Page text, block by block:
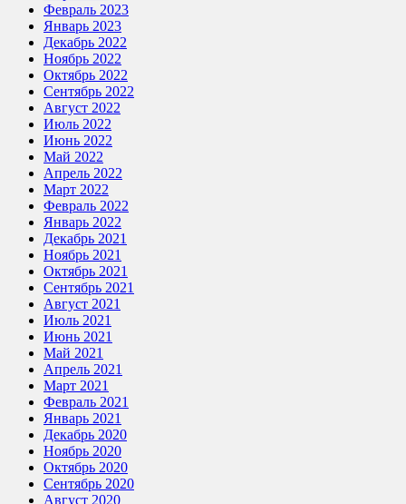
Февраль 2023
Январь 2023
Декабрь 2022
Ноябрь 2022
Октябрь 2022
Сентябрь 2022
Август 2022
Июль 2022
Июнь 2022
Май 2022
Апрель 2022
Март 2022
Февраль 2022
Январь 2022
Декабрь 2021
Ноябрь 2021
Октябрь 2021
Сентябрь 2021
Август 2021
Июль 2021
Июнь 2021
Май 2021
Апрель 2021
Март 2021
Февраль 2021
Январь 2021
Декабрь 2020
Ноябрь 2020
Октябрь 2020
Сентябрь 2020
Август 2020